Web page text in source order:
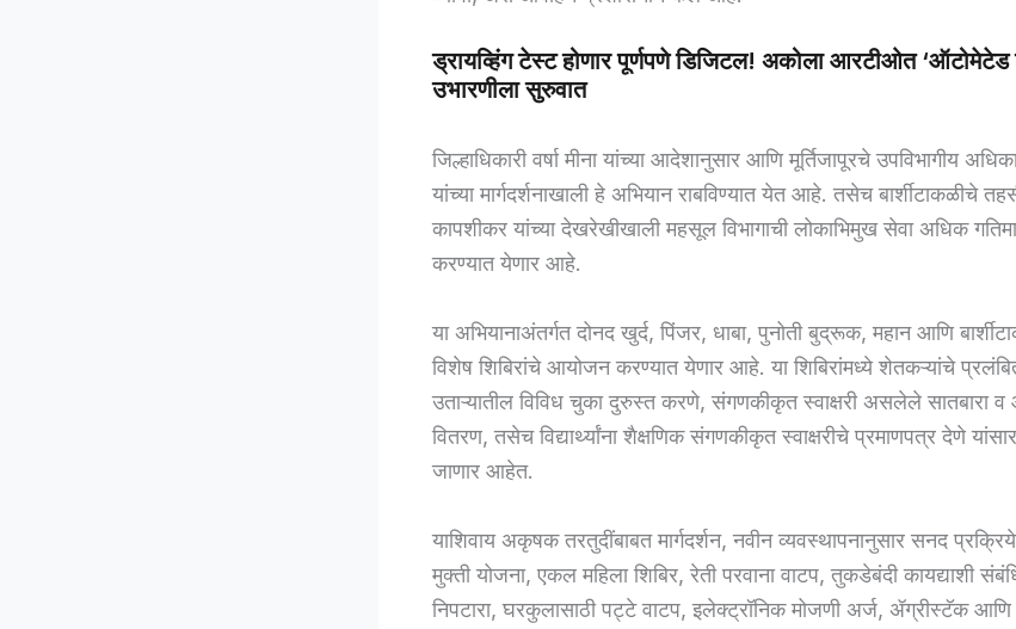
ड्रायव्हिंग टेस्ट होणार पूर्णपणे डिजिटल! अकोला आरटीओत
उभारणीला सुरुवात
जिल्हाधिकारी वर्षा मीना यांच्या आदेशानुसार आणि मूर्तिजापूरचे उपविभागीय
यांच्या मार्गदर्शनाखाली हे अभियान राबविण्यात येत आहे. तसेच बार्शीटाकळीचे
कापशीकर यांच्या देखरेखीखाली महसूल विभागाची लोकाभिमुख सेवा अधिक
करण्यात येणार आहे.
या अभियानाअंतर्गत दोनद खुर्द, पिंजर, धाबा, पुनोती बुद्रूक, महान आणि
विशेष शिबिरांचे आयोजन करण्यात येणार आहे. या शिबिरांमध्ये शेतकऱ्यांचे
उताऱ्यातील विविध चुका दुरुस्त करणे, संगणकीकृत स्वाक्षरी असलेले सातबारा
वितरण, तसेच विद्यार्थ्यांना शैक्षणिक संगणकीकृत स्वाक्षरीचे प्रमाणपत्र देणे
जाणार आहेत.
याशिवाय अकृषक तरतुदींबाबत मार्गदर्शन, नवीन व्यवस्थापनानुसार सनद
मुक्ती योजना, एकल महिला शिबिर, रेती परवाना वाटप, तुकडेबंदी कायद्याशी
निपटारा, घरकुलासाठी पट्टे वाटप, इलेक्ट्रॉनिक मोजणी अर्ज, ॲग्रीस्टॅक आणि